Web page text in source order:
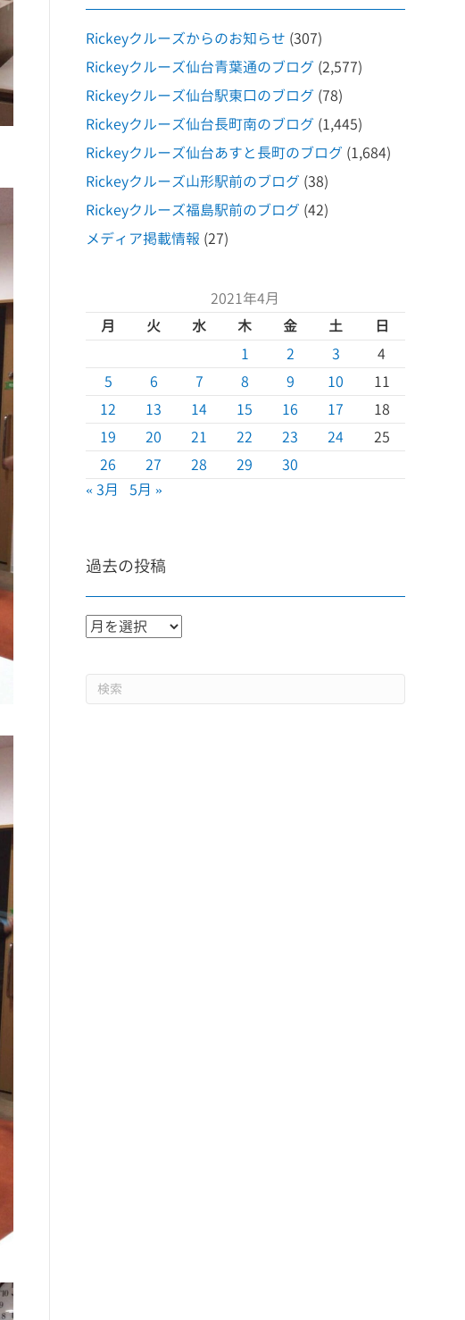
Rickeyクルーズからのお知らせ (307)
Rickeyクルーズ仙台青葉通のブログ (2,577)
Rickeyクルーズ仙台駅東口のブログ (78)
Rickeyクルーズ仙台長町南のブログ (1,445)
Rickeyクルーズ仙台あすと長町のブログ (1,684)
Rickeyクルーズ山形駅前のブログ (38)
Rickeyクルーズ福島駅前のブログ (42)
メディア掲載情報 (27)
2021年4月
月
火 水 木 金 土
日
1
2 3
4
5
6 7 8 9 10
11
12
13 14 15 16 17
18
19
20 21 22 23 24
25
26
27 28 29
30
« 3月
5月 »
過去の投稿
過
投